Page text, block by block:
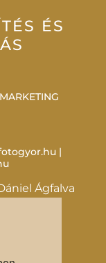
ÉS
|
Ágfalva